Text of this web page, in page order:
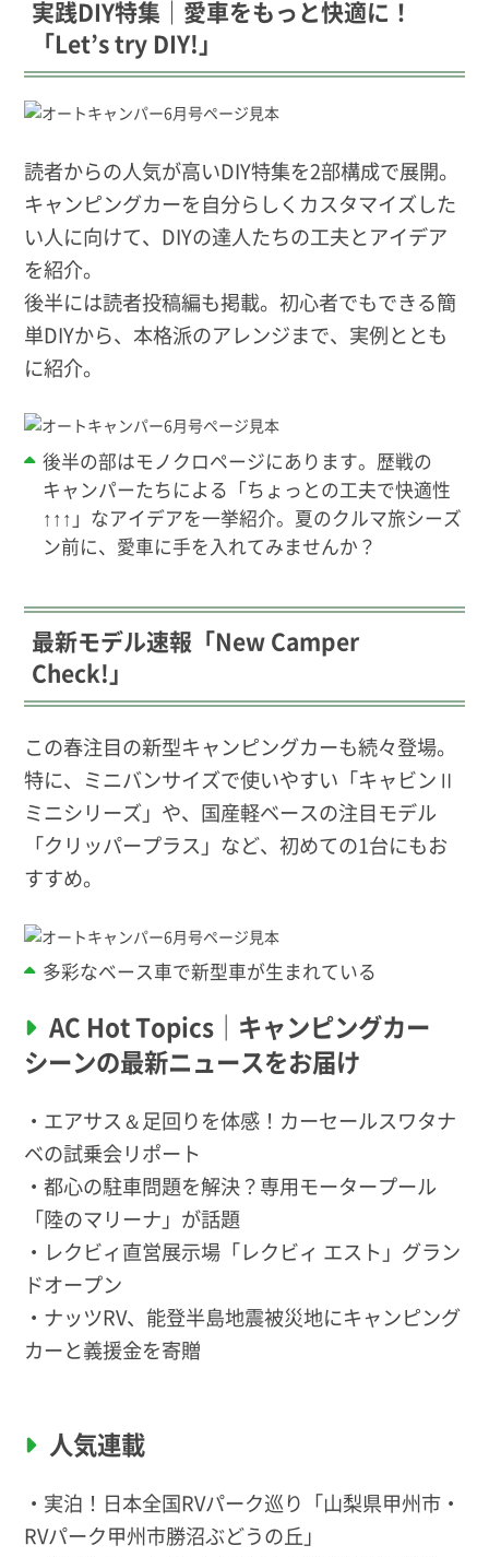
実践DIY特集｜愛車をもっと快適に！
「Let’s try DIY!」
読者からの人気が高いDIY特集を2部構成で展開。
キャンピングカーを自分らしくカスタマイズした
い人に向けて、DIYの達人たちの工夫とアイデア
を紹介。
後半には読者投稿編も掲載。初心者でもできる簡
単DIYから、本格派のアレンジまで、実例ととも
に紹介。
後半の部はモノクロページにあります。歴戦の
キャンパーたちによる「ちょっとの工夫で快適性
↑↑↑」なアイデアを一挙紹介。夏のクルマ旅シーズ
ン前に、愛車に手を入れてみませんか？
最新モデル速報「New Camper
Check!」
この春注目の新型キャンピングカーも続々登場。
特に、ミニバンサイズで使いやすい「キャビンⅡ
ミニシリーズ」や、国産軽ベースの注目モデル
「クリッパープラス」など、初めての1台にもお
すすめ。
多彩なベース車で新型車が生まれている
AC Hot Topics｜キャンピングカー
シーンの最新ニュースをお届け
・エアサス＆足回りを体感！カーセールスワタナ
ベの試乗会リポート
・都心の駐車問題を解決？専用モータープール
「陸のマリーナ」が話題
・レクビィ直営展示場「レクビィ エスト」グラン
ドオープン
・ナッツRV、能登半島地震被災地にキャンピング
カーと義援金を寄贈
人気連載
・実泊！日本全国RVパーク巡り「山梨県甲州市・
RVパーク甲州市勝沼ぶどうの丘」